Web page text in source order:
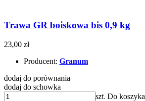
Trawa GR boiskowa bis 0,9 kg
23,00 zł
Producent: Granum
dodaj do porównania
dodaj do schowka
szt. Do koszyka